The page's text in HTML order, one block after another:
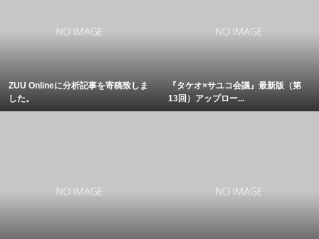
ZUU Onlineに分析記事を寄稿致しま
した。
『タケオ×サユコ会議』最新版（第
13回）アップロー...